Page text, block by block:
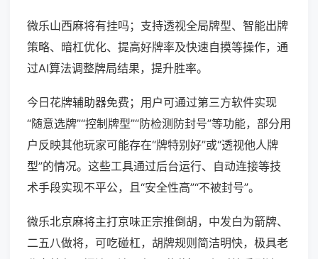
微乐山西麻将有挂吗；支持透视全局牌型、智能出牌
策略、暗杠优化、提高好牌率及快速自摸等操作，通
过AI算法调整牌局结果，提升胜率。
今日花牌辅助器免费；用户可通过第三方软件实现
“随意选牌”“控制牌型”“防检测防封号”等功能，部分用
户反映其他玩家可能存在“牌特别好”或“透视他人牌
型”的情况。这些工具通过后台运行、自动连接等技
术手段实现不平公，且“安全性高”“不被封号”。
微乐北京麻将主打京味正宗推倒胡，中发白为箭牌、
二五八做将，可吃碰杠，胡牌规则简洁明快，极具老